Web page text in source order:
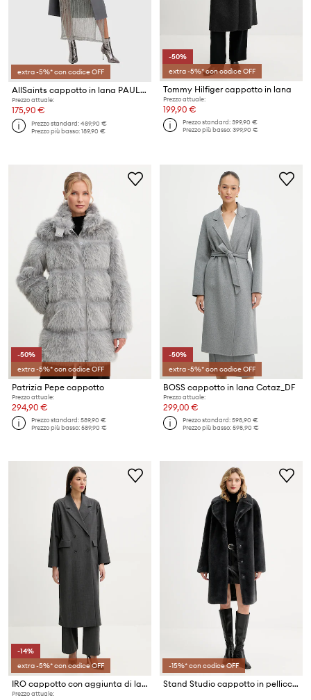
extra -5%* con codice OFF
AllSaints cappotto in lana PAULAH
Prezzo attuale:
175,90 €
Prezzo standard:489,90 €
Prezzo più basso:189,90 €
-50%
extra -5%* con codice OFF
Tommy Hilfiger cappotto in lana
Prezzo attuale:
199,90 €
Prezzo standard:399,90 €
Prezzo più basso:399,90 €
-50%
extra -5%* con codice OFF
Patrizia Pepe cappotto
Prezzo attuale:
294,90 €
Prezzo standard:589,90 €
Prezzo più basso:589,90 €
-50%
extra -5%* con codice OFF
BOSS cappotto in lana Cotaz_DF
Prezzo attuale:
299,00 €
Prezzo standard:598,90 €
Prezzo più basso:598,90 €
-14%
extra -5%* con codice OFF
IRO cappotto con aggiunta di lana
Prezzo attuale:
-15%* con codice OFF
Stand Studio cappotto in pelliccia sintetica da donna Camille Cocoon Coat